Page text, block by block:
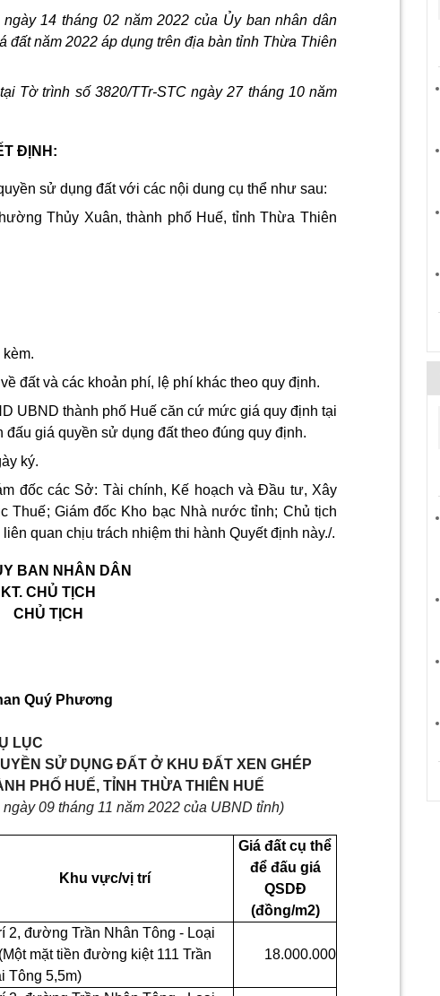
ngày 14 tháng 02 năm 2022 của Ủy ban nhân dân
năm 2022 áp dụng trên địa bàn tỉnh Thừa Thiên
Tờ trình số 3820/TTr-STC ngày 27 tháng 10 năm
ĐỊNH:
sử dụng đất với các nội dung cụ thể như sau:
Thủy Xuân, thành phố Huế, tỉnh Thừa Thiên
đất và các khoản phí, lệ phí khác theo quy định.
UBND thành phố Huế căn cứ mức giá quy định tại
giá quyền sử dụng đất theo đúng quy định.
ký.
đốc các Sở: Tài chính, Kế hoạch và Đầu tư, Xây
Thuế; Giám đốc Kho bạc Nhà nước tỉnh; Chủ tịch
quan chịu trách nhiệm thi hành Quyết định này./.
BAN NHÂN DÂN
KT. CHỦ TỊCH
CHỦ TỊCH
Quý Phương
LỤC
SỬ DỤNG ĐẤT Ở KHU ĐẤT XEN GHÉP
PHỐ HUẾ, TỈNH THỪA THIÊN HUẾ
09 tháng 11 năm 2022 của UBND tỉnh)
Khu vực/vị trí
Giá đất cụ thể
để đấu giá
QSDĐ
(đồng/m2)
2, đường Trần Nhân Tông - Loại
mặt tiền đường kiệt 111 Trần
Tông 5,5m)
18.000.000